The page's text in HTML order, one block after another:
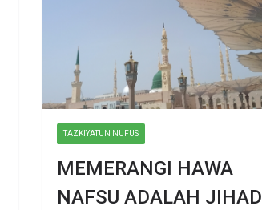
TAZKIYATUN NUFUS
MEMERANGI HAWA
NAFSU ADALAH JIHAD